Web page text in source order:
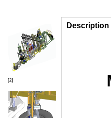
[2]
Groupe
Description